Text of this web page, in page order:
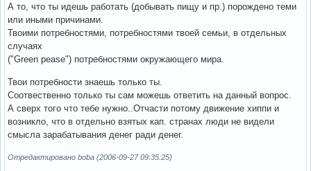
А то, что ты идешь работать (добывать пищу и пр.) порождено теми
или иными причинами.
Твоими потребностями, потребностями твоей семьи, в отдельных
случаях
("Green pease") потребностями окружающего мира.
Твои потребности знаешь только ты.
Соотвественно только ты сам можешь ответить на данный вопрос.
А сверх того что тебе нужно..Отчасти потому движение хиппи и
возникло, что в отдельно взятых кап. странах люди не видели
смысла зарабатывания денег ради денег.
Отредактировано boba (2006-09-27 09:35:25)